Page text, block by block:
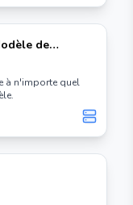
de
à n'importe quel